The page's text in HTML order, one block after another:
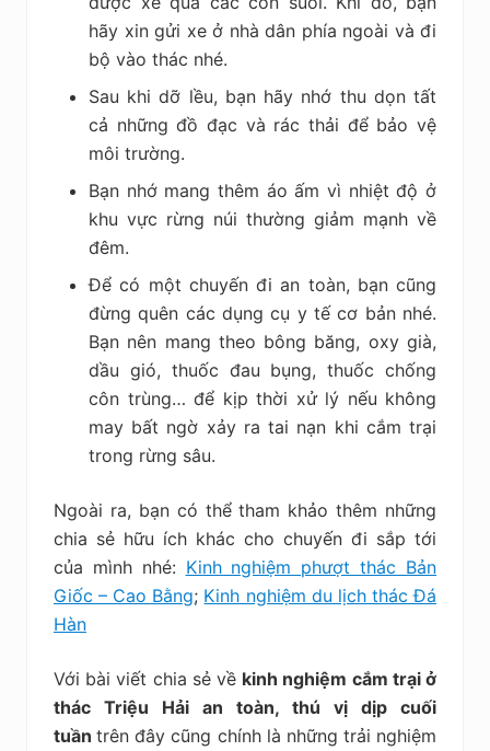
hãy xin gửi xe ở nhà dân phía ngoài và đi
bộ vào thác nhé.
Sau khi dỡ lều, bạn hãy nhớ thu dọn tất
cả những đồ đạc và rác thải để bảo vệ
môi trường.
Bạn nhớ mang thêm áo ấm vì nhiệt độ ở
khu vực rừng núi thường giảm mạnh về
đêm.
Để có một chuyến đi an toàn, bạn cũng
đừng quên các dụng cụ y tế cơ bản nhé.
Bạn nên mang theo bông băng, oxy già,
dầu gió, thuốc đau bụng, thuốc chống
côn trùng… để kịp thời xử lý nếu không
may bất ngờ xảy ra tai nạn khi cắm trại
trong rừng sâu.
Ngoài ra, bạn có thể tham khảo thêm những
chia sẻ hữu ích khác cho chuyến đi sắp tới
của mình nhé: Kinh nghiệm phượt thác Bản
Giốc – Cao Bằng; Kinh nghiệm du lịch thác Đá
Hàn
Với bài viết chia sẻ về kinh nghiệm cắm trại ở
thác Triệu Hải an toàn, thú vị dịp cuối
tuầntrên đây cũng chính là những trải nghiệm